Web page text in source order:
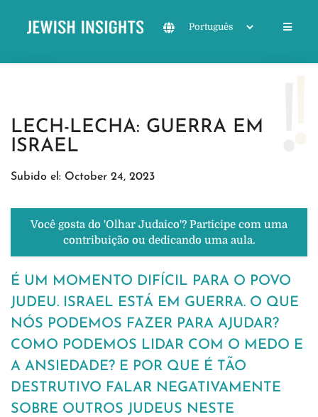
LECH-LECHA: GUERRA EM
ISRAEL
Subido el: October 24, 2023
Você gosta do 'Olhar Judaico'? Participe com uma
contribuição ou dedicando uma aula.
É UM MOMENTO DIFÍCIL PARA O POVO
JUDEU. ISRAEL ESTÁ EM GUERRA. O QUE
NÓS PODEMOS FAZER PARA AJUDAR?
COMO PODEMOS LIDAR COM O MEDO E
A ANSIEDADE? E POR QUE É TÃO
DESTRUTIVO FALAR NEGATIVAMENTE
SOBRE OUTROS JUDEUS NESTE